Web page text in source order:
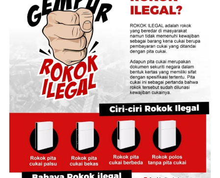
Penekanan itu bukan tanpa alasan. Ia membagikan
pengalaman pribadinya sebagai relawan kesehatan saat
bencana Tsunami Aceh tahun 2004, sebuah refleksi yang
menurutnya menggambarkan betapa krusialnya peran
relawan PMI di lapangan.
Senada dengan hal tersebut, perwakilan PMI Provinsi
Jambi sekaligus Dosen Fakultas Sains dan Teknologi
(FST) UNJA, Dr. Tedjo Sukmono, S.Si., M.Si.,
mengingatkan para peserta akan tantangan
kemanusiaan di era digital dan perubahan iklim,
termasuk ancaman El Nino yang kini melanda. Ia juga
berpesan kepada panitia dan juri agar menjunjung tinggi
kejujuran demi menjaga integritas kompetisi.